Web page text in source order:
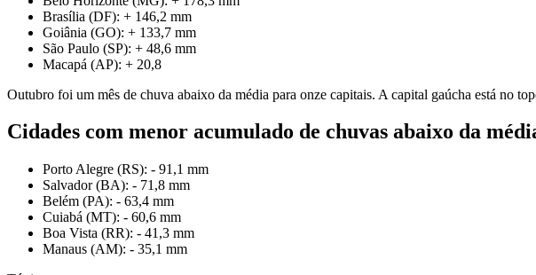
Brasília (DF): + 146,2 mm
Goiânia (GO): + 133,7 mm
São Paulo (SP): + 48,6 mm
Macapá (AP): + 20,8
Outubro foi um mês de chuva abaixo da média para onze capitais. A capital gaúcha está no
Cidades com menor acumulado de chuvas abaixo da
Porto Alegre (RS): - 91,1 mm
Salvador (BA): - 71,8 mm
Belém (PA): - 63,4 mm
Cuiabá (MT): - 60,6 mm
Boa Vista (RR): - 41,3 mm
Manaus (AM): - 35,1 mm